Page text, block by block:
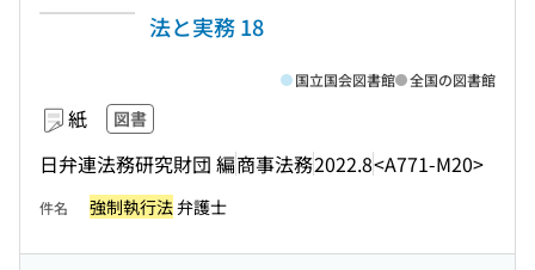
法と実務 18
紙 図書
日弁連法務研究財団 編商事法務2022.8<A771-M20>
国立国会図書館 全国の図書館
件名 強制執行法弁護士